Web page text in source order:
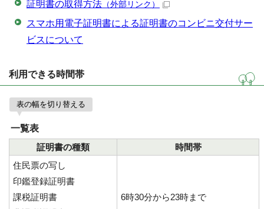
証明書の取得方法 （外部リンク）
スマホ用電子証明書による証明書のコンビニ交付サー
ビスについて
利用できる時間帯
表の幅を切り替える
一覧表
証明書の種類
時間帯
住民票の写し
印鑑登録証明書
課税証明書
6時30分から23時まで